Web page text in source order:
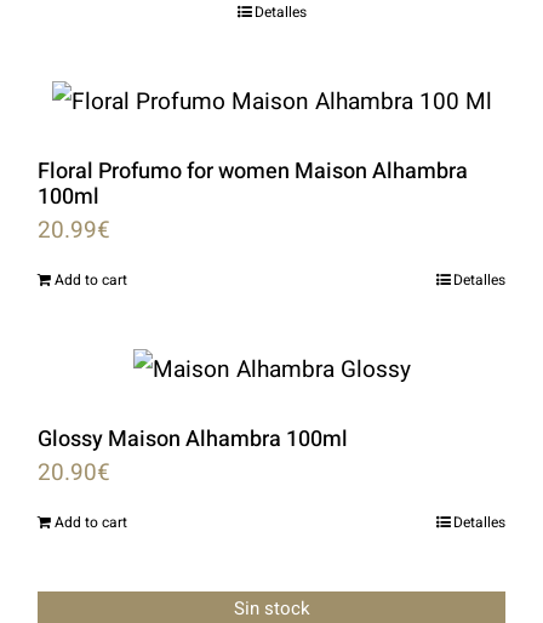
Detalles
Floral Profumo for women Maison Alhambra
100ml
20.99€
Add to cart Detalles
Glossy Maison Alhambra 100ml
20.90€
Add to cart Detalles
Sin stock